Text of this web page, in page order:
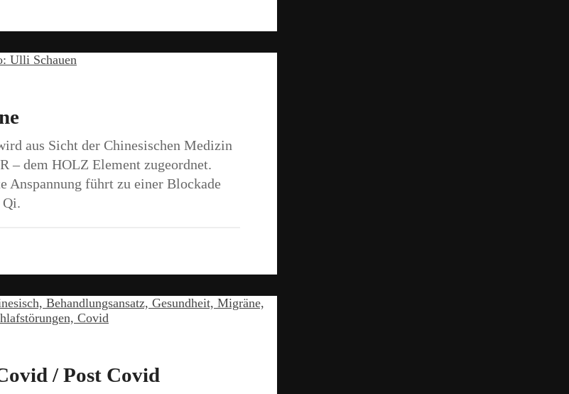
aus Sicht der Chinesischen Medizin
– dem HOLZ Element zugeordnet.
Anspannung führt zu einer Blockade
Qi.
/ Post Covid